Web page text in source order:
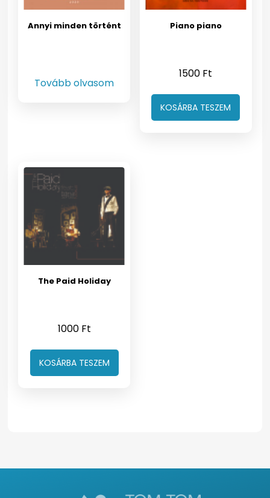
Annyi minden történt
Tovább olvasom
Piano piano
1500 Ft
KOSÁRBA TESZEM
The Paid Holiday
1000 Ft
KOSÁRBA TESZEM